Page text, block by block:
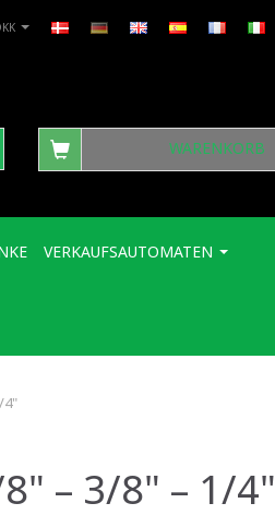
WARENKORB
VERKAUFSAUTOMATEN
4"
– 3/8" – 1/4"